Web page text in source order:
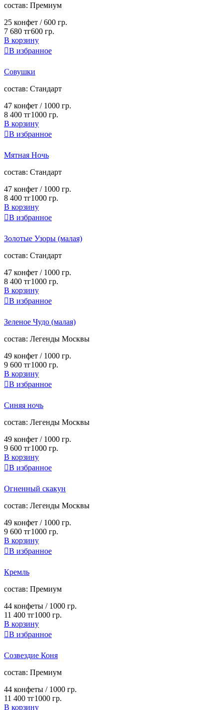
cостав: Премиум
25 конфет /600 гр.
7 680 тг600 гр.
В корзину
В избранное
Совушки
cостав: Стандарт
47 конфет / 1000 гр.
8 400 тг1000 гр.
В корзину
В избранное
Мятная Ночь
cостав: Стандарт
47 конфет / 1000 гр.
8 400 тг1000 гр.
В корзину
В избранное
Золотые Узоры (малая)
cостав: Стандарт
47 конфет / 1000 гр.
8 400 тг1000 гр.
В корзину
В избранное
Зеленое Чудо (малая)
cостав: Легенды Москвы
49 конфет / 1000 гр.
9 600 тг1000 гр.
В корзину
В избранное
Синяя ночь
cостав: Легенды Москвы
49 конфет / 1000 гр.
9 600 тг1000 гр.
В корзину
В избранное
Огненный скакун
cостав: Легенды Москвы
49 конфет / 1000 гр.
9 600 тг1000 гр.
В корзину
В избранное
Кремль
cостав: Премиум
44 конфеты / 1000 гр.
11 400 тг1000 гр.
В корзину
В избранное
Созвездие Коня
cостав: Премиум
44 конфеты / 1000 гр.
11 400 тг1000 гр.
В корзину